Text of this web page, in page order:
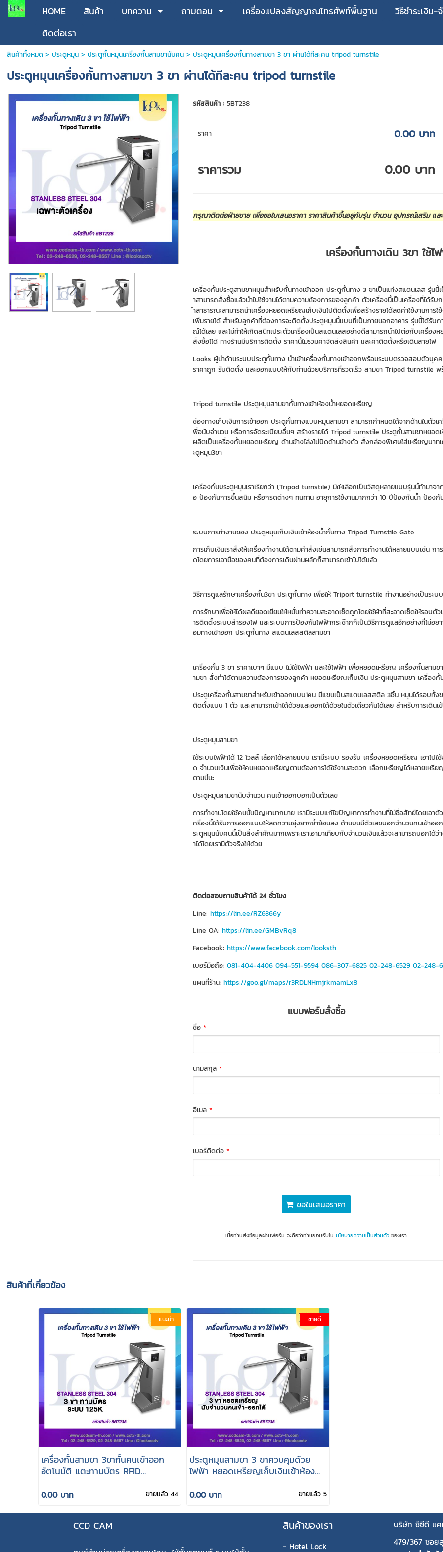
HOME สินค้า บทความ ถามตอบ เครื่องแปลงสัญญาณโทรศัพท์พื้นฐาน
วิธีชำระเงิน-
ติดต่อเรา
สินค้าทั้งหมด> ประตูหมุน> ประตูกั้นหมุนเครื่องกั้นสามขานับคน> ประตูหมุนเครื่องกั้นทางสามขา 3 ขา ผ่านได้ทีละคน tripod turnstile
ประตูหมุนเครื่องกั้นทางสามขา 3 ขา ผ่านได้ทีละคน tripod turnstile
รหัสสินค้า : 5BT238
ราคา 0.00 บาท
ราคารวม 0.00 บาท
กรุณาติดต่อฝ่ายขาย เพื่อขอใบเสนอราคา ราคาสินค้าขึ้นอยู่กับรุ่น จำนวน อุปกรณ์เสริม แ
เครื่องกั้นทางเดิน 3ขา ใช้ไ
เครื่องกั้นประตูสามขาหมุนสำหรับกั้นทางเข้าออก ประตูกั้นทาง 3 ขาเป็นแท่งสแตนเลส รุ่น
าสามารถสั่งซื้อแล้วนำไปใช้งานได้ตามความต้องการของลูกค้า ตัวเครื่องนี้เป็นเครื่องที่ได้
ำสาธารณะสามารถนำเครื่องหยอดเหรียญเก็บเงินไปติดตั้งเพื่อสร้างรายได้ลดค่าใช้งานกา
เพิ่มรายได้ สำหรับลูกค้าที่ต้องการจะติดตั้งประตูหมุนนี้แบบที่เป็นภายนอกอาคาร รุ่นนี้ได้รั
ณ์ได้เลย และไม่ทำให้เกิดสนิทเประตัวเครื่องเป็นสแตนเลสอย่างดีสามารถนำไปต่อกับเครื่อ
สั่งซื้อไได้ ทางร้านมีบริการติดตั้ง ราคานี้ไม่รวมค่าจัดส่งสินค้า และค่าติดตั้งหรือเดินสายไฟ
Looks ผู้นำด้านระบบประตูกั้นทาง นำเข้าเครื่องกั้นทางเข้าออกพร้อมระบบตรวจสอบตัวบุ
ราคาถูก รับติดตั้ง และออกแบบให้กับท่านด้วยบริการที่รวดเร็ว สามขา Tripod turnstile
Tripod turnstile ประตูหมุนสามขากั้นทางเข้าห้องน้ำหยอดเหรียญ
ช่องทางเก็บเงินการเข้าออก ประตูกั้นทางแบบหมุนสามขา สามารถกำหนดได้จากด้านในตัว
พื่อนับจำนวน หรือการจัดระเบียบอื่นๆ สร้างรายได้ Tripod turnstile ประตูกั้นสามขาหยอ
ผลิตเป็นเครื่องกั้นหยอดเหรียญ ด้านข้างโล่งไม่ปิดด้านข้างตัว สั่งกล่องพิเศษใส่เหรียญบ
ะตูหมุน3ขา
เครื่องกั้นประตูหมุนเราเรียกว่า (Tripod turnstile) มีให้เลือกเป็นวัสดุหลายแบบรุ่นนี้ทำม
อ ป้องกันการขึ้นสนิม หรือกรดต่างๆ ทนทาน อายุการใช้งานมากกว่า 10 ปีป้องกันน้ำ ป้องกั
ระบบการทำงานของ ประตูหมุนเก็บเงินเข้าห้องน้ำกั้นทาง Tripod Turnstile Gate
การเก็บเงินเราสั่งให้เครื่องทำงานได้ตามคำสั่งเช่นสามารถสั่งการทำงานได้หลายแบบเช่น
ดโดยการเอามือของคนที่ต้องการเดินผ่านผลักก็สามารถเข้าไปได้แล้ว
วิธีการดูแลรักษาเครื่องกั้น3ขา ประตูกั้นทาง เพื่อให้ Triport turnstile ทำงานอย่างเป็นระบบ
การรักษาเพื่อให้ได้ผลดียอดเยียมให้หมั่นทำความสะอาดเช็ดถูกโดยใช้ผ้าที่สะอาดเช็ดให้รอบ
ารติดตั้งระบบสำรองไฟ และระบบการป้องกันไฟฟ้ากระช๊ากก็เป็นวิธีการดูแลอีกอย่างที่ไม่
อมทางเข้าออก ประตูกั้นทาง สแตนเลสสติลสามขา
เครื่องกั้น 3 ขา ราคาเบาๆ มีแบบ ไม่ใช้ไฟฟ้า และใช้ไฟฟ้า เพื่อหยอดเหรียญ เครื่องกั้นสา
ามขา สั่งทำได้ตามความต้องการของลูกค้า หยอดเหรียญเก็บเงิน ประตูหมุนสามขา เครื่อง
ประตูเครื่องกั้นสามขาสำหรับเข้าออกแบบ1คน มีแขนเป็นสแตนเลสสติล 3ชิ้น หมุนได้รอบทั้ง
ติดตั้งแบบ 1 ตัว และสามารถเข้าได้ด้วยและออกได้ด้วยในตัวเดียวกันได้เลย สำหรับการเดิน
ประตูหมุนสามขา
ใช้ระบบไฟฟ้าได้ 12 โวลล์ เลือกได้หลายแบบ เรามีระบบ รองรับ เครื่องหยอดเหรียญ เอา
ด จำนวนเงินเพื่อให้คนหยอดเหรียญตามต้องการได้ใช้งานสะดวก เลือกเหรียญได้หลายเห
ตามนี้นะ
ประตูหมุนสามขานับจำนวน คนเข้าออกบอกเป็นตัวเลข
การทำงานโดยใช้คนนั้นปัญหามากมาย เรามีระบบแก้ไขปัญหาการทำงานที่ไม่ซื่อสัทย์โดยเอา
ครื่องนี้ได้รับการออกแบบให้ลดความยุ่งยากซ้ำซ้อนลง ด้านบนมีตัวเลขบอกจำนวนคนเข้าออ
ระตูหมุนนับคนนี้เป็นสิ่งสำคัญมากเพราะเราเอามาเทียบกับจำนวนเงินแล้วจะสามารถบอกไ
าได้โดยเรามีตัวจริงให้ด้วย
ติดต่อสอบถามสินค้าได้ 24 ชั่วโมง
Line: https://lin.ee/RZ6366y
Line OA: https://lin.ee/GMBvRq8
Facebook: https://www.facebook.com/looksth
เบอร์มือถือ: 081-404-4406 094-551-9594 086-307-6825 02-248-6529 02-248-
แผนที่ร้าน: https://goo.gl/maps/r3RDLNHmjrkmamLx8
แบบฟอร์มสั่งซื้อ
ชื่อ *
นามสกุล *
อีเมล *
เบอร์ติดต่อ *
ขอใบเสนอราคา
เมื่อท่านส่งข้อมูลผ่านฟอร์ม จะถือว่าท่านยอมรับในนโยบายความเป็นส่วนตัว ของเรา
สินค้าที่เกี่ยวข้อง
แนะนำ
เครื่องกั้นสามขา 3ขากั้นคนเข้าออก
อัตโนมัติ แตะทาบบัตร RFID
0.00 บาท ขายแล้ว 44
ขายดี
ประตูหมุนสามขา 3 ขาควบคุมด้วย
ไฟฟ้า หยอดเหรียญเก็บเงินเข้าห้องน้ำ
0.00 บาท ขายแล้ว 5
CCD CAM สินค้าของเรา
- Hotel Lock
บริษัท ซีซีดี แค
479/367 ซอย